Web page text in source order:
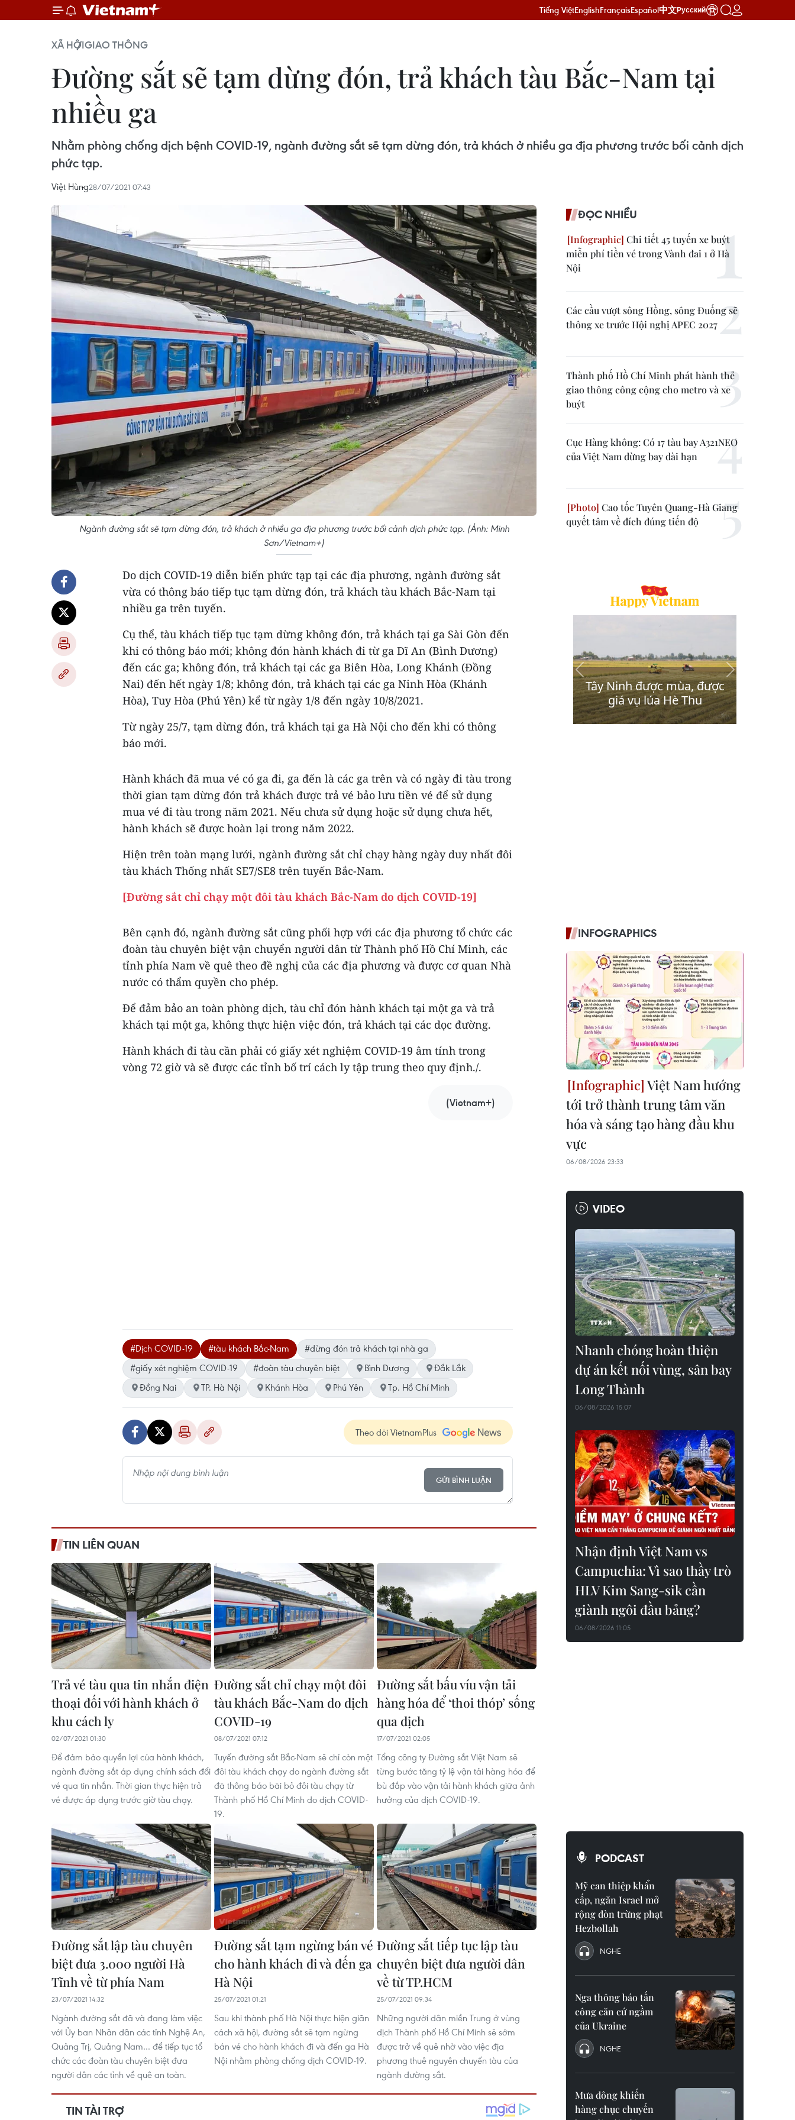
Tiếng ViệtEnglishFrançaisEspañol中文Русский
XÃ HỘIGIAO THÔNG
Đường sắt sẽ tạm dừng đón, trả khách tàu Bắc-Nam tại
nhiều ga
Nhằm phòng chống dịch bệnh COVID-19, ngành đường sắt sẽ tạm dừng đón, trả khách ở nhiều ga địa phương trước bối cảnh dịch
phức tạp.
Việt Hùng28/07/2021 07:43
Ngành đường sắt sẽ tạm dừng đón, trả khách ở nhiều ga địa phương trước bối cảnh dịch phức tạp. (Ảnh: Minh
Sơn/Vietnam+)
Do dịch COVID-19 diễn biến phức tạp tại các địa phương, ngành đường sắt
vừa có thông báo tiếp tục tạm dừng đón, trả khách tàu khách Bắc-Nam tại
nhiều ga trên tuyến.
Cụ thể, tàu khách tiếp tục tạm dừng không đón, trả khách tại ga Sài Gòn đến
khi có thông báo mới; không đón hành khách đi từ ga Dĩ An (Bình Dương)
đến các ga; không đón, trả khách tại các ga Biên Hòa, Long Khánh (Đồng
Nai) đến hết ngày 1/8; không đón, trả khách tại các ga Ninh Hòa (Khánh
Hòa), Tuy Hòa (Phú Yên) kể từ ngày 1/8 đến ngày 10/8/2021.
Từ ngày 25/7, tạm dừng đón, trả khách tại ga Hà Nội cho đến khi có thông
báo mới.
Hành khách đã mua vé có ga đi, ga đến là các ga trên và có ngày đi tàu trong
thời gian tạm dừng đón trả khách được trả vé bảo lưu tiền vé để sử dụng
mua vé đi tàu trong năm 2021. Nếu chưa sử dụng hoặc sử dụng chưa hết,
hành khách sẽ được hoàn lại trong năm 2022.
Hiện trên toàn mạng lưới, ngành đường sắt chỉ chạy hàng ngày duy nhất đôi
tàu khách Thống nhất SE7/SE8 trên tuyến Bắc-Nam.
[Đường sắt chỉ chạy một đôi tàu khách Bắc-Nam do dịch COVID-19]
Bên cạnh đó, ngành đường sắt cũng phối hợp với các địa phương tổ chức các
đoàn tàu chuyên biệt vận chuyển người dân từ Thành phố Hồ Chí Minh, các
tỉnh phía Nam về quê theo đề nghị của các địa phương và được cơ quan Nhà
nước có thẩm quyền cho phép.
Để đảm bảo an toàn phòng dịch, tàu chỉ đón hành khách tại một ga và trả
khách tại một ga, không thực hiện việc đón, trả khách tại các dọc đường.
Hành khách đi tàu cần phải có giấy xét nghiệm COVID-19 âm tính trong
vòng 72 giờ và sẽ được các tỉnh bố trí cách ly tập trung theo quy định./.
(Vietnam+)
#Dịch COVID-19 #tàu khách Bắc-Nam
#dừng đón trả khách tại nhà ga
#giấy xét nghiệm COVID-19
#đoàn tàu chuyên biệt Bình Dương
Đắk Lắk
Đồng Nai
TP. Hà Nội Khánh Hòa Phú Yên Tp. Hồ Chí Minh
Theo dõi VietnamPlus
GỬI BÌNH LUẬN
TIN LIÊN QUAN
Trả vé tàu qua tin nhắn điện
thoại đối với hành khách ở
khu cách ly
02/07/2021 01:30
Để đảm bảo quyền lợi của hành khách,
ngành đường sắt áp dụng chính sách đổi
vé qua tin nhắn. Thời gian thực hiện trả
vé được áp dụng trước giờ tàu chạy.
Đường sắt chỉ chạy một đôi
tàu khách Bắc-Nam do dịch
COVID-19
08/07/2021 07:12
Tuyến đường sắt Bắc-Nam sẽ chỉ còn một
đôi tàu khách chạy do ngành đường sắt
đã thông báo bãi bỏ đôi tàu chạy từ
Thành phố Hồ Chí Minh do dịch COVID-
19.
Đường sắt bấu víu vận tải
hàng hóa để ‘thoi thóp’ sống
qua dịch
17/07/2021 02:05
Tổng công ty Đường sắt Việt Nam sẽ
từng bước tăng tỷ lệ vận tải hàng hóa để
bù đắp vào vận tải hành khách giữa ảnh
hưởng của dịch COVID-19.
Đường sắt lập tàu chuyên
biệt đưa 3.000 người Hà
Tĩnh về từ phía Nam
23/07/2021 14:32
Ngành đường sắt đã và đang làm việc
với Ủy ban Nhân dân các tỉnh Nghệ An,
Quảng Trị, Quảng Nam… để tiếp tục tổ
chức các đoàn tàu chuyên biệt đưa
người dân các tỉnh về quê an toàn.
Đường sắt tạm ngừng bán vé
cho hành khách đi và đến ga
Hà Nội
25/07/2021 01:21
Sau khi thành phố Hà Nội thực hiện giãn
cách xã hội, đường sắt sẽ tạm ngừng
bán vé cho hành khách đi và đến ga Hà
Nội nhằm phòng chống dịch COVID-19.
Đường sắt tiếp tục lập tàu
chuyên biệt đưa người dân
về từ TP.HCM
25/07/2021 09:34
Những người dân miền Trung ở vùng
dịch Thành phố Hồ Chí Minh sẽ sớm
được trở về quê nhờ vào việc địa
phương thuê nguyên chuyến tàu của
ngành đường sắt.
ĐỌC NHIỀU
Chi tiết 45 tuyến xe buýt
miễn phí tiền vé trong Vành đai 1 ở Hà
Nội
Các cầu vượt sông Hồng, sông Đuống sẽ
thông xe trước Hội nghị APEC 2027
Thành phố Hồ Chí Minh phát hành thẻ
giao thông công cộng cho metro và xe
buýt
Cục Hàng không: Có 17 tàu bay A321NEO
của Việt Nam dừng bay dài hạn
Cao tốc Tuyên Quang-Hà Giang
quyết tâm về đích đúng tiến độ
INFOGRAPHICS
Việt Nam hướng
tới trở thành trung tâm văn
hóa và sáng tạo hàng đầu khu
vực
06/08/2026 23:33
VIDEO
Nhanh chóng hoàn thiện
dự án kết nối vùng, sân bay
Long Thành
06/08/2026 15:07
Nhận định Việt Nam vs
Campuchia: Vì sao thầy trò
HLV Kim Sang-sik cần
giành ngôi đầu bảng?
06/08/2026 11:05
PODCAST
Mỹ can thiệp khẩn
cấp, ngăn Israel mở
rộng đòn trừng phạt
Hezbollah
NGHE
Nga thông báo tấn
công căn cứ ngầm
của Ukraine
NGHE
Mưa dông khiến
hàng chục chuyến